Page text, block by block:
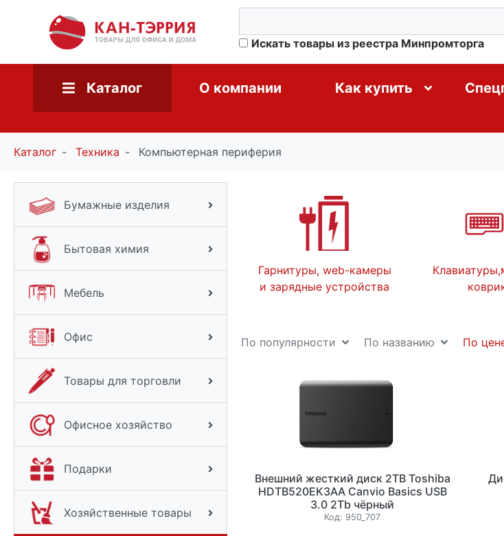
Искать товары из реестра Минпромторга
Каталог О компании Как купить
Каталог Техника Компьютерная периферия
Бумажные изделия
Бытовая химия
Мебель
Офис
Товары для торговли
Офисное хозяйство
Подарки
Хозяйственные товары
Гарнитуры, web-камеры
и зарядные устройства
По популярности По названию По
Внешний жесткий диск 2TB Toshiba
HDTB520EK3AA Canvio Basics USB
3.0 2Tb чёрный
Код: 950_707